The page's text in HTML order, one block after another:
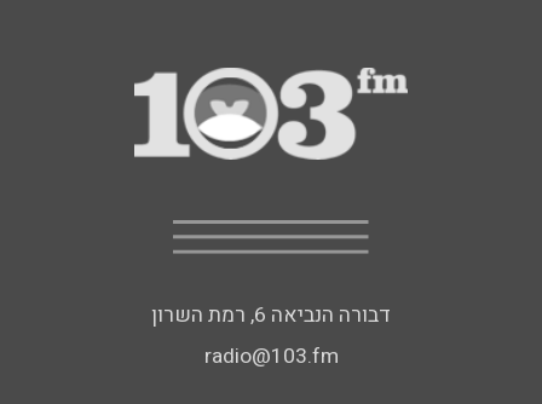
דבורה הנביאה 6, רמת השרון
radio@103.fm